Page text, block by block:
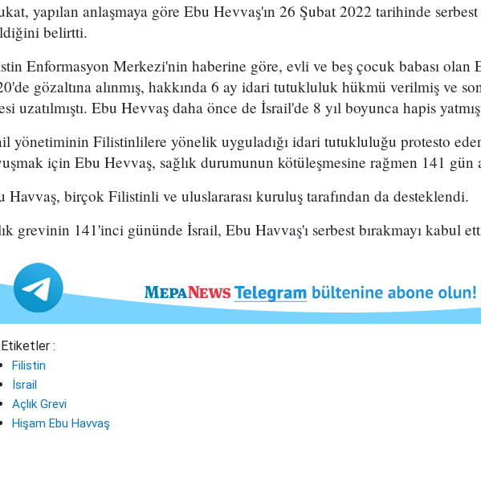
yapılan anlaşmaya göre Ebu Hevvaş'ın 26 Şubat 2022 tarihinde serbest
belirtti.
Enformasyon Merkezi'nin haberine göre, evli ve beş çocuk babası olan
gözaltına alınmış, hakkında 6 ay idari tutukluluk hükmü verilmiş ve
uzatılmıştı. Ebu Hevvaş daha önce de İsrail'de 8 yıl boyunca hapis
yönetiminin Filistinlilere yönelik uyguladığı idari tutukluluğu protesto
için Ebu Hevvaş, sağlık durumunun kötüleşmesine rağmen 141 gün
Havvaş, birçok Filistinli ve uluslararası kuruluş tarafından da desteklendi.
grevinin 141'inci gününde İsrail, Ebu Havvaş'ı serbest bırakmayı kabul
Etiketler :
Filistin
İsrail
Açlık Grevi
Hişam Ebu Havvaş